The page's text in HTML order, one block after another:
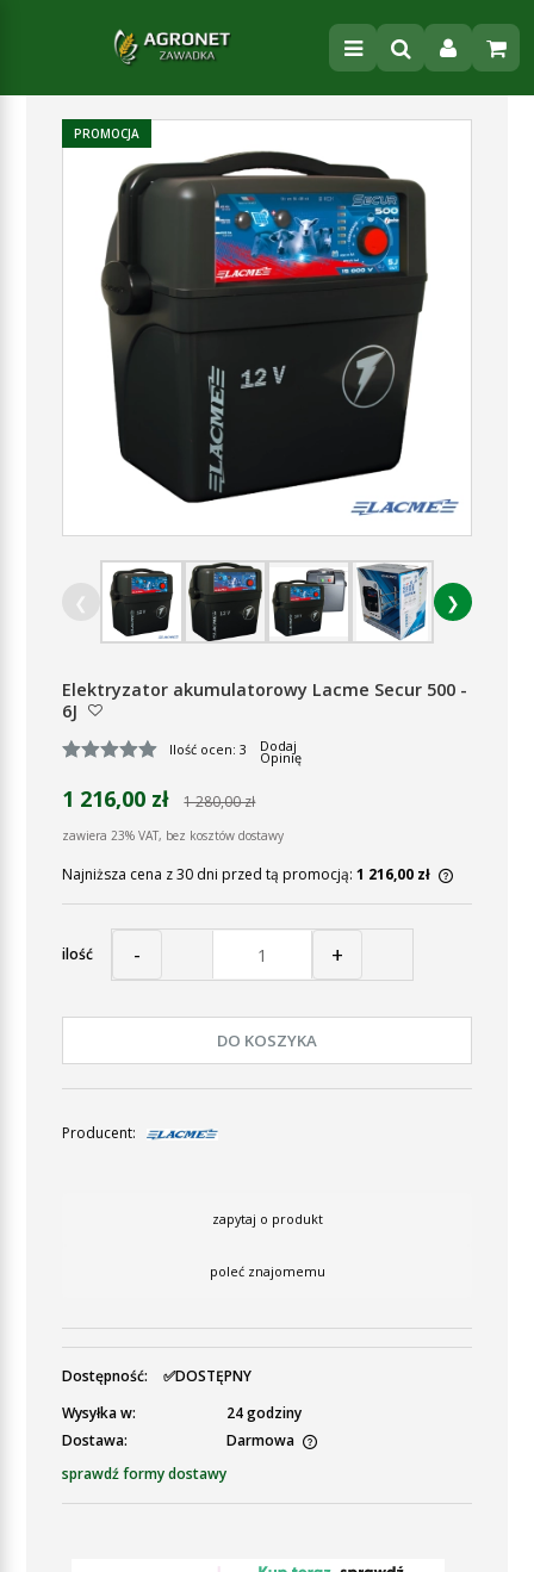
PROMOCJA
❮ ❯
Elektryzator akumulatorowy Lacme Secur 500 -
6J
Ilość ocen: 3 Dodaj
Opinię
1 216,00 zł 1 280,00 zł
zawiera 23% VAT, bez kosztów dostawy
Najniższa cena z 30 dni przed tą promocją: 1 216,00 zł
Jeżeli
ilość - +
DO KOSZYKA
Producent:
zapytaj o produkt
poleć znajomemu
Dostępność:
✅DOSTĘPNY
Wysyłka w:
24 godziny
Dostawa:
Darmowa
Cena nie zawiera ewentualnych kosztów płatności
sprawdź formy dostawy